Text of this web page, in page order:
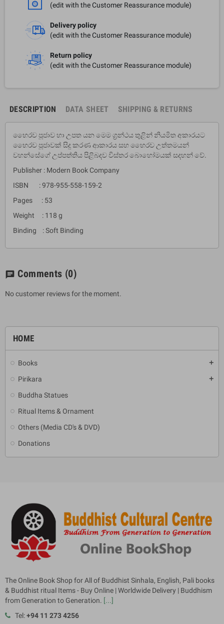
HOME
Books add
Pirikara add
Buddha Statues
Ritual Items & Ornament
Others (Media CD's & DVD)
Donations
(edit with the Customer Reassurance module)
Delivery policy
(edit with the Customer Reassurance module)
Return policy
(edit with the Customer Reassurance module)
DESCRIPTION DATA SHEET SHIPPING & RETURNS
භෛරව පූජාව හා උපත යන මෙම ග්‍රන්ථය තුළින් නියමිත අකාරයට
භෛරව පූජාවක් සිදු කරණ ආකාරය සහ භෛරව උත්තමයන්
වහන්සේගේ උප්පත්තිය පිළිබදව විස්තර බොහෝමයක් සදහන් වේ.
Publisher : Modern Book Company
ISBN : 978-955-558-159-2
Pages : 53
Weight : 118 g
Binding : Soft Binding
chat Comments (0)
No customer reviews for the moment.
The Online Book Shop for All of Buddhist Sinhala, English, Pali books
& Buddhist ritual Items - Buy Online | Worldwide Delivery | Buddhism
from Generation to Generation. [...]
Tel:+94 11 273 4256